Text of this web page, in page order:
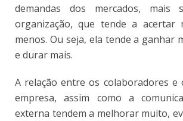
demandas dos mercados, mais
organização, que tende a
menos. Ou seja, ela tende a ganhar
e durar mais.
A relação entre os colaboradores e
empresa, assim como a
externa tendem a melhorar muito,